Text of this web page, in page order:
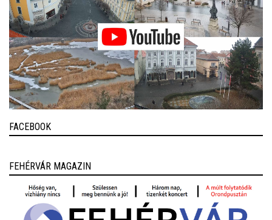
FACEBOOK
FEHÉRVÁR MAGAZIN